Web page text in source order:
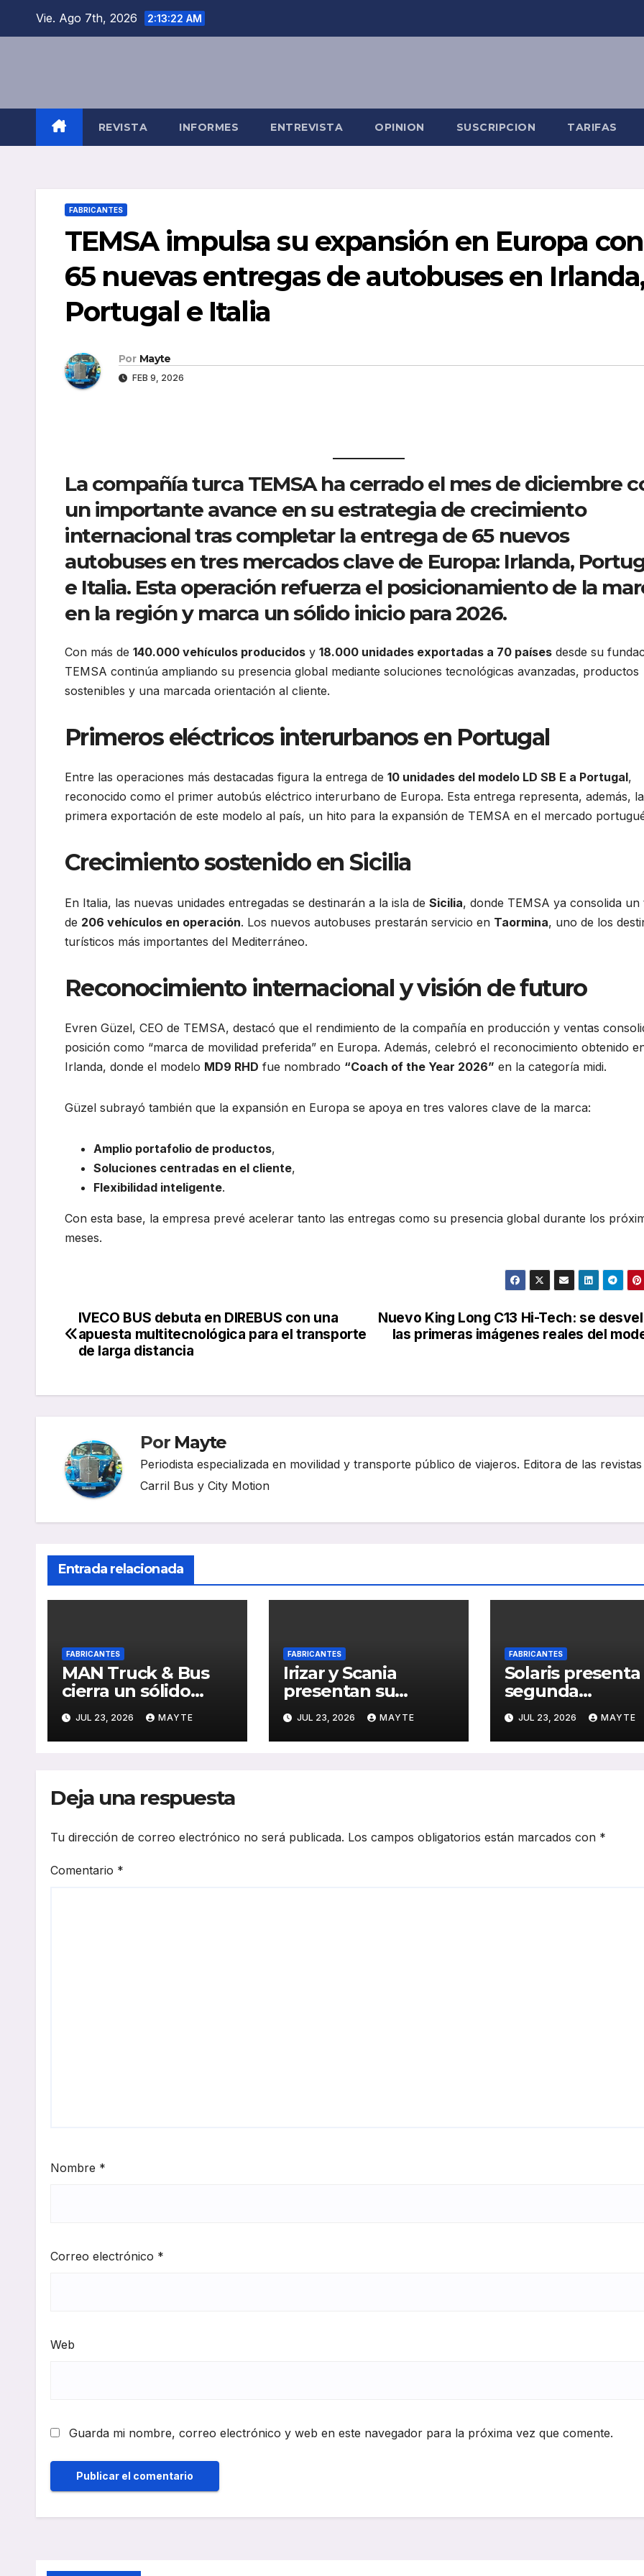
Vie. Ago 7th, 2026 2:13:23 AM
REVISTA INFORMES ENTREVISTA OPINION SUSCRIPCION TARIFAS
FABRICANTES
TEMSA impulsa su expansión en Europa con
65 nuevas entregas de autobuses en
Portugal e Italia
Por Mayte
FEB 9, 2026
La compañía turca TEMSA ha cerrado el mes de diciembre
un importante avance en su estrategia de crecimiento
internacional tras completar la entrega de 65 nuevos
autobusesen tres mercados clave de Europa: Irlanda,
e Italia. Esta operación refuerza el posicionamiento de la
en la región y marca un sólido inicio para 2026.
Con más de 140.000 vehículos producidos y 18.000 unidades exportadas a 70 países desde su
TEMSA continúa ampliando su presencia global mediante soluciones tecnológicas avanzadas, productos
sostenibles y una marcada orientación al cliente.
Primeros eléctricos interurbanos en Portugal
Entre las operaciones más destacadas figura la entrega de 10 unidades del modelo LD SB E a Portugal,
reconocido como el primer autobús eléctrico interurbano de Europa. Esta entrega representa, además, la
primera exportación de este modelo al país, un hito para la expansión de TEMSA en el mercado
Crecimiento sostenido en Sicilia
En Italia, las nuevas unidades entregadas se destinarán a la isla de Sicilia, donde TEMSA ya consolida un
de 206 vehículos en operación. Los nuevos autobuses prestarán servicio en Taormina, uno de los
turísticos más importantes del Mediterráneo.
Reconocimiento internacional y visión de futuro
Evren Güzel, CEO de TEMSA, destacó que el rendimiento de la compañía en producción y ventas
posición como “marca de movilidad preferida” en Europa. Además, celebró el reconocimiento obtenido
Irlanda, donde el modelo MD9 RHD fue nombrado “Coach of the Year 2026” en la categoría midi.
Güzel subrayó también que la expansión en Europa se apoya en tres valores clave de la marca:
Amplio portafolio de productos,
Soluciones centradas en el cliente,
Flexibilidad inteligente.
Con esta base, la empresa prevé acelerar tanto las entregas como su presencia global durante los
meses.
Navegación
de
Nuevo King Long C13 Hi-Tech: se
las primeras imágenes reales del
IVECO BUS debuta en DIREBUS con una
apuesta multitecnológica para el transporte
de larga distancia
Por Mayte
Periodista especializada en movilidad y transporte público de viajeros. Editora de las revistas
Carril Bus y City Motion
Entrada relacionada
FABRICANTES
MAN Truck & Bus
cierra un sólido
primer semestre de
2026 con
crecimiento en
JUL 23, 2026 MAYTE
FABRICANTES
Irizar y Scania
presentan su
candidatura Coach
a los SBY 2027 con
el i6S Efficient
JUL 23, 2026 MAYTE
FABRICANTES
Solaris presenta
segunda
generación del
Urbino 18
ante el jurado
JUL 23, 2026 MAYTE
Deja una respuesta
Tu dirección de correo electrónico no será publicada. Los campos obligatorios están marcados con *
Comentario *
Nombre *
Correo electrónico *
Web
Guarda mi nombre, correo electrónico y web en este navegador para la próxima vez que comente.